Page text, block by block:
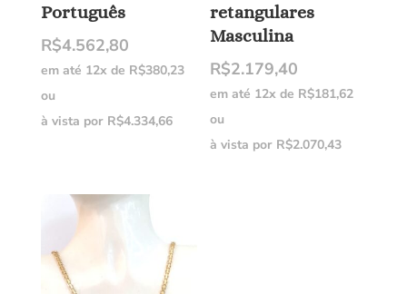
Português
R$4.562,80
em até 12x de R$380,23
ou
à vista por R$4.334,66
retangulares
Masculina
R$2.179,40
em até 12x de R$181,62
ou
à vista por R$2.070,43